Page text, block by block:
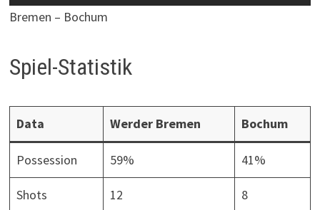
Bremen – Bochum
Spiel-Statistik
Data Werder Bremen Bochum
Possession 59% 41%
Shots 12 8